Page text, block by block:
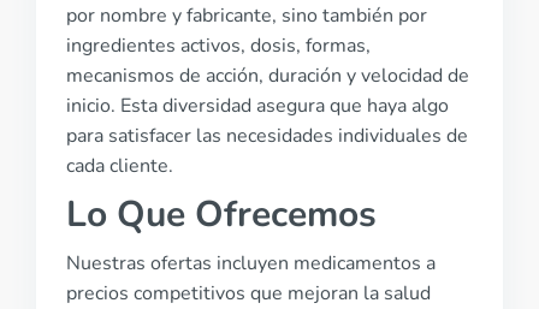
por nombre y fabricante, sino también por
ingredientes activos, dosis, formas,
mecanismos de acción, duración y velocidad de
inicio. Esta diversidad asegura que haya algo
para satisfacer las necesidades individuales de
cada cliente.
Lo Que Ofrecemos
Nuestras ofertas incluyen medicamentos a
precios competitivos que mejoran la salud